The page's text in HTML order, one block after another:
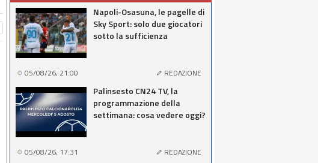
Napoli-Osasuna, le pagelle di
Sky Sport: solo due giocatori
sotto la sufficienza
05/08/26, 21:00 REDAZIONE
Palinsesto CN24 TV, la
programmazione della
settimana: cosa vedere oggi?
05/08/26, 17:31 REDAZIONE